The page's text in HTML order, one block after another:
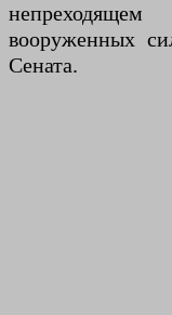
вооруженных
Сената.